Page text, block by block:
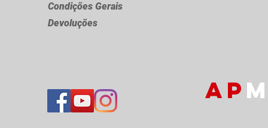
Condições Gerais
Devoluções
AP